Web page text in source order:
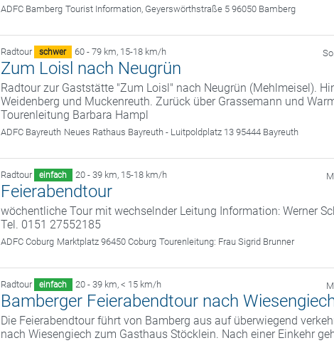
ADFC Bamberg Tourist Information, Geyerswörthstraße 5 96050 Bamberg
Radtour schwer 60 - 79 km, 15-18 km/h
Zum Loisl nach Neugrün
Radtour zur Gaststätte "Zum Loisl" nach Neugrün (Mehlmeisel).
Weidenberg und Muckenreuth. Zurück über Grassemann und
Tourenleitung Barbara Hampl
ADFC Bayreuth Neues Rathaus Bayreuth - Luitpoldplatz 13 95444 Bayreuth
Radtour einfach 20 - 39 km, 15-18 km/h
Feierabendtour
wöchentliche Tour mit wechselnder Leitung Information: Werner
Tel. 0151 27552185
ADFC Coburg Marktplatz 96450 Coburg Tourenleitung: Frau Sigrid Brunner
Radtour einfach 20 - 39 km, < 15 km/h
Bamberger Feierabendtour nach
Die Feierabendtour führt von Bamberg aus auf überwiegend
nach Wiesengiech zum Gasthaus Stöcklein. Nach einer Einkehr